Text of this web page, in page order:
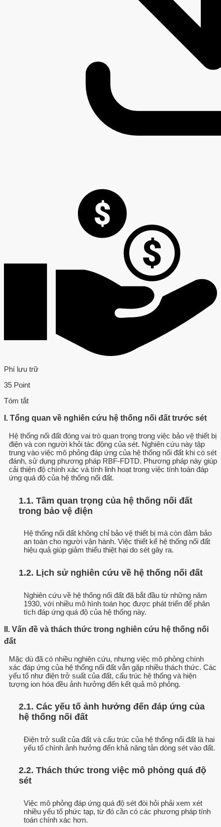
Phí lưu trữ
35 Point
Tóm tắt
I. Tổng quan về nghiên cứu hệ thống nối đất trước sét
Hệ thống nối đất đóng vai trò quan trọng trong việc bảo vệ thiết bị
điện và con người khỏi tác động của sét. Nghiên cứu này tập
trung vào việc mô phỏng đáp ứng của hệ thống nối đất khi có sét
đánh, sử dụng phương pháp RBF-FDTD. Phương pháp này giúp
cải thiện độ chính xác và tính linh hoạt trong việc tính toán đáp
ứng quá độ của hệ thống nối đất.
1.1. Tầm quan trọng của hệ thống nối đất
trong bảo vệ điện
Hệ thống nối đất không chỉ bảo vệ thiết bị mà còn đảm bảo
an toàn cho người vận hành. Việc thiết kế hệ thống nối đất
hiệu quả giúp giảm thiểu thiệt hại do sét gây ra.
1.2. Lịch sử nghiên cứu về hệ thống nối đất
Nghiên cứu về hệ thống nối đất đã bắt đầu từ những năm
1930, với nhiều mô hình toán học được phát triển để phân
tích đáp ứng quá độ của hệ thống này.
II. Vấn đề và thách thức trong nghiên cứu hệ thống nối
đất
Mặc dù đã có nhiều nghiên cứu, nhưng việc mô phỏng chính
xác đáp ứng của hệ thống nối đất vẫn gặp nhiều thách thức. Các
yếu tố như điện trở suất của đất, cấu trúc hệ thống và hiện
tượng ion hóa đều ảnh hưởng đến kết quả mô phỏng.
2.1. Các yếu tố ảnh hưởng đến đáp ứng của
hệ thống nối đất
Điện trở suất của đất và cấu trúc của hệ thống nối đất là hai
yếu tố chính ảnh hưởng đến khả năng tản dòng sét vào đất.
2.2. Thách thức trong việc mô phỏng quá độ
sét
Việc mô phỏng đáp ứng quá độ sét đòi hỏi phải xem xét
nhiều yếu tố phức tạp, từ đó cần có các phương pháp tính
toán chính xác hơn.